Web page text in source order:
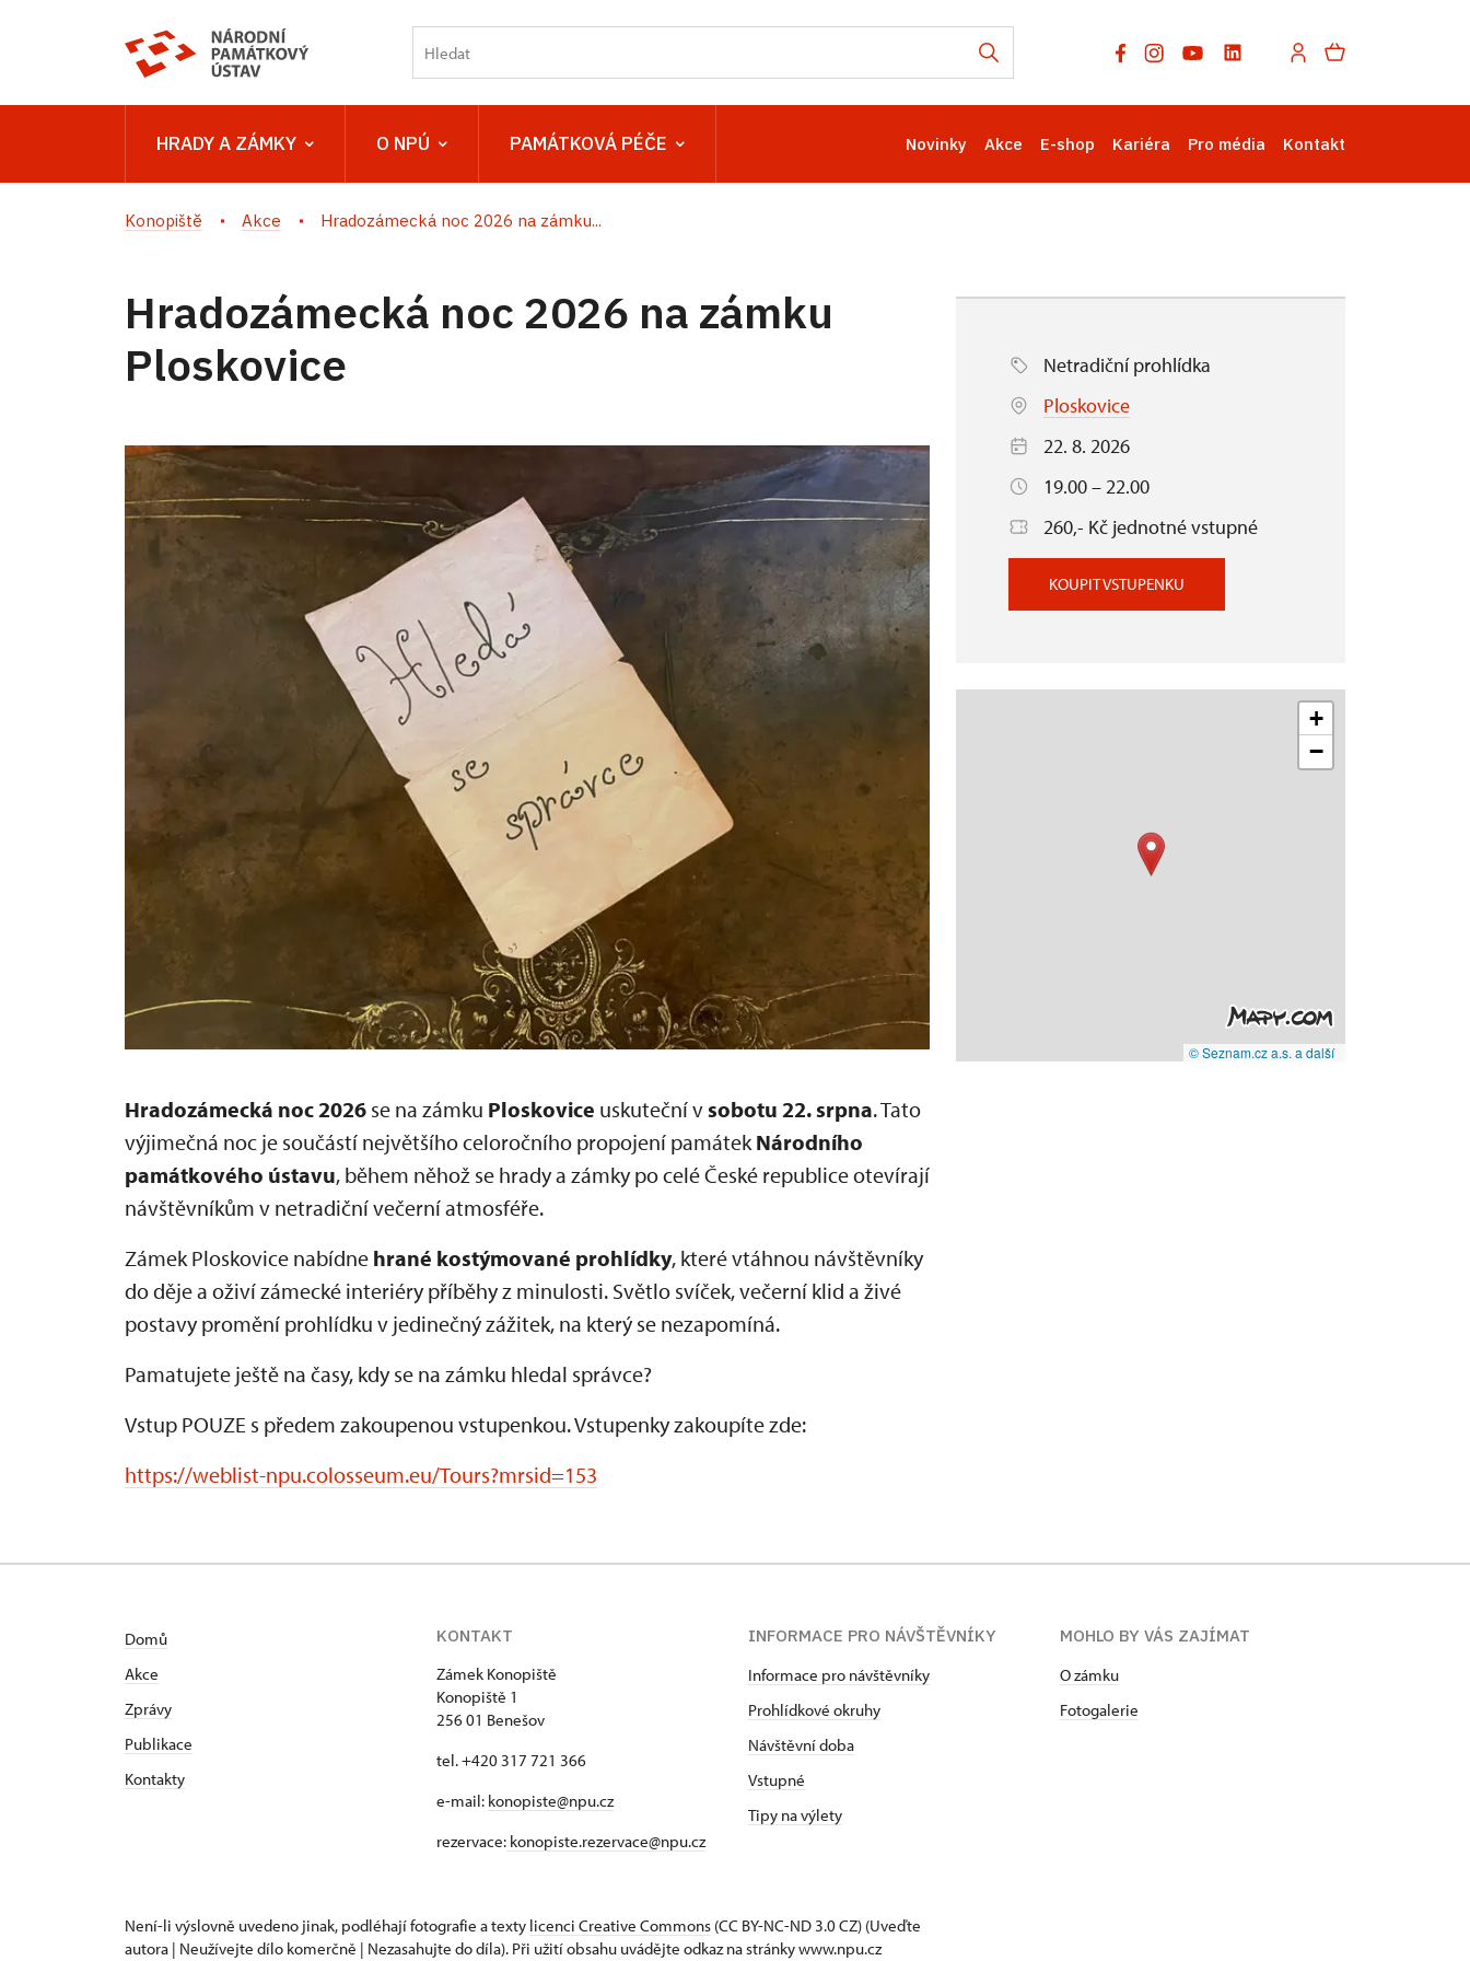
HRADY A ZÁMKY O NPÚ PAMÁTKOVÁ PÉČE Novinky Akce E-shop Kariéra Pro média Kontakt
Konopiště Akce Hradozámecká noc 2026 na zámku...
Hradozámecká noc 2026 na zámku
Ploskovice
Hradozámecká noc 2026 se na zámku Ploskovice uskuteční vsobotu 22. srpna. Tato
výjimečná noc je součástí největšího celoročního propojení památekNárodního
památkového ústavu, během něhož se hrady a zámky po celé České republice otevírají
návštěvníkům v netradiční večerní atmosféře.
Zámek Ploskovice nabídne hrané kostýmované prohlídky, které vtáhnou návštěvníky
do děje a oživí zámecké interiéry příběhy z minulosti. Světlo svíček, večerní klid a živé
postavy promění prohlídku v jedinečný zážitek, na který se nezapomíná.
Pamatujete ještě na časy, kdy se na zámku hledal správce?
Vstup POUZE s předem zakoupenou vstupenkou. Vstupenky zakoupíte zde:
https://weblist-npu.colosseum.eu/Tours?mrsid=153
Netradiční prohlídka
Ploskovice
22. 8. 2026
19.00 – 22.00
260,- Kč jednotné vstupné
KOUPIT VSTUPENKU
+
−
© Seznam.cz a.s. a další
Domů
Akce
Zprávy
Publikace
Kontakty
KONTAKT
Zámek Konopiště
Konopiště 1
256 01 Benešov
tel. +420 317 721 366
e-mail: konopiste@npu.cz
rezervace: konopiste.rezervace@npu.cz
INFORMACE PRO NÁVŠTĚVNÍKY
Informace pro návštěvníky
Prohlídkové okruhy
Návštěvní doba
Vstupné
Tipy na výlety
MOHLO BY VÁS ZAJÍMAT
O zámku
Fotogalerie
Není-li výslovně uvedeno jinak, podléhají fotografie a texty licenci Creative Commons (CC BY-NC-ND 3.0 CZ) (Uveďte
autora | Neužívejte dílo komerčně | Nezasahujte do díla). Při užití obsahu uvádějte odkaz na stránky www.npu.cz